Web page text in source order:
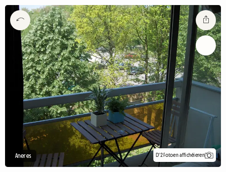
Aneres D'2 Fotoen affichéieren